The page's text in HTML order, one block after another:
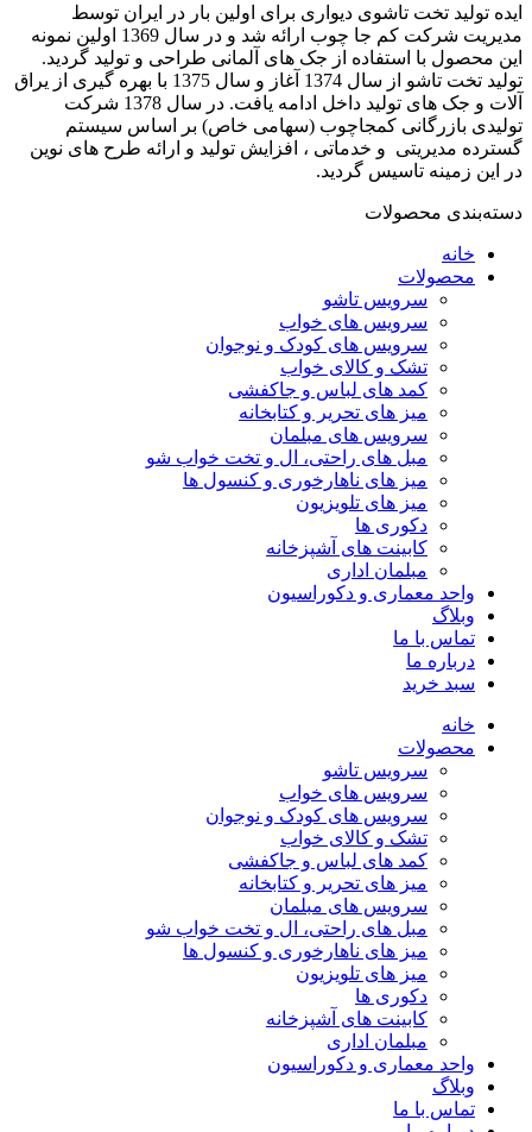
ایده تولید تخت تاشوی دیواری برای اولین بار در ایران توسط
مدیریت شرکت کم جا چوب ارائه شد و در سال 1369 اولین نمونه
این محصول با استفاده از جک های آلمانی طراحی و تولید گردید.
تولید تخت تاشو از سال 1374 آغاز و سال 1375 با بهره گیری از یراق
آلات و جک های تولید داخل ادامه یافت. در سال 1378 شرکت
تولیدی بازرگانی کمجاچوب (سهامی خاص) بر اساس سیستم
گسترده مدیریتی و خدماتی ، افزایش تولید و ارائه طرح های نوین
در این زمینه تاسیس گردید.
دسته‌بندی محصولات
خانه
محصولات
سرویس تاشو
سرویس های خواب
سرویس های کودک و نوجوان
تشک و کالای خواب
کمد های لباس و جاکفشی
میز های تحریر و کتابخانه
سرویس های مبلمان
مبل های راحتی، ال و تخت خواب شو
میز های ناهارخوری و کنسول ها
میز های تلویزیون
دکوری ها
کابینت های آشپزخانه
مبلمان اداری
واحد معماری و دکوراسیون
وبلاگ
تماس با ما
درباره ما
سبد خرید
خانه
محصولات
سرویس تاشو
سرویس های خواب
سرویس های کودک و نوجوان
تشک و کالای خواب
کمد های لباس و جاکفشی
میز های تحریر و کتابخانه
سرویس های مبلمان
مبل های راحتی، ال و تخت خواب شو
میز های ناهارخوری و کنسول ها
میز های تلویزیون
دکوری ها
کابینت های آشپزخانه
مبلمان اداری
واحد معماری و دکوراسیون
وبلاگ
تماس با ما